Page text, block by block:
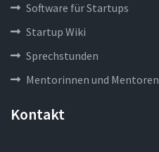
Software für Startups
Startup Wiki
Sprechstunden
Mentorinnen und Mentoren
Kontakt